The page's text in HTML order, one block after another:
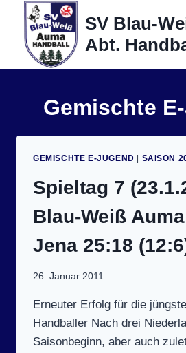
springen
SV Blau-
Abt.
Gemischte
GEMISCHTE E-JUGEND SAISON
Spieltag 7
Blau-Weiß
Jena 25:18
26. Januar 2011
Erneuter Erfolg für die
Handballer Nach drei
Saisonbeginn, aber auch